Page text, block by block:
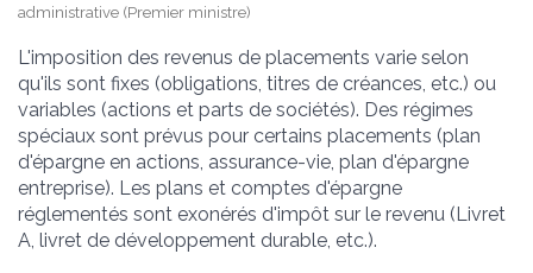
administrative (Premier ministre)
L'imposition des revenus de placements varie selon
qu'ils sont fixes (obligations, titres de créances, etc.) ou
variables (actions et parts de sociétés). Des régimes
spéciaux sont prévus pour certains placements (plan
d'épargne en actions, assurance-vie, plan d'épargne
entreprise). Les plans et comptes d'épargne
réglementés sont exonérés d'impôt sur le revenu (Livret
A, livret de développement durable, etc.).